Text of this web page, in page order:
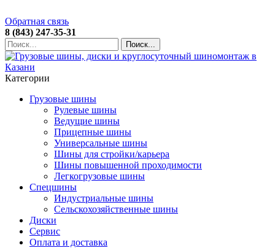
Обратная связь
8 (843) 247-35-31
Поиск...
Категории
Грузовые шины
Рулевые шины
Ведущие шины
Прицепные шины
Универсальные шины
Шины для стройки/карьера
Шины повышенной проходимости
Легкогрузовые шины
Спецшины
Индустриальные шины
Сельскохозяйственные шины
Диски
Сервис
Оплата и доставка